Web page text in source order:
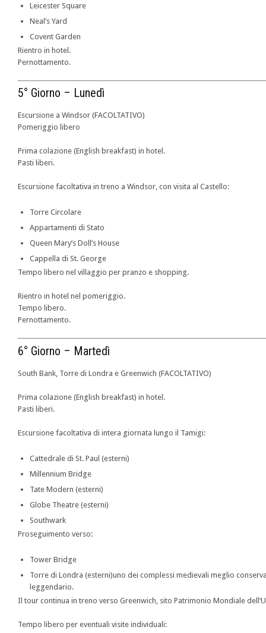
Leicester Square
Neal’s Yard
Covent Garden
Rientro in hotel.
Pernottamento.
5° Giorno – Lunedì
Escursione a Windsor (FACOLTATIVO)
Pomeriggio libero
Prima colazione (English breakfast) in hotel.
Pasti liberi.
Escursione facoltativa in treno a Windsor, con visita al Castello:
Torre Circolare
Appartamenti di Stato
Queen Mary’s Doll’s House
Cappella di St. George
Tempo libero nel villaggio per pranzo e shopping.
Rientro in hotel nel pomeriggio.
Tempo libero.
Pernottamento.
6° Giorno – Martedì
South Bank, Torre di Londra e Greenwich (FACOLTATIVO)
Prima colazione (English breakfast) in hotel.
Pasti liberi.
Escursione facoltativa di intera giornata lungo il Tamigi:
Cattedrale di St. Paul (esterni)
Millennium Bridge
Tate Modern (esterni)
Globe Theatre (esterni)
Southwark
Proseguimento verso:
Tower Bridge
Torre di Londra (esterni)uno dei complessi medievali meglio
leggendario.
Il tour continua in treno verso Greenwich, sito Patrimonio Mondiale
Tempo libero per eventuali visite individuali: